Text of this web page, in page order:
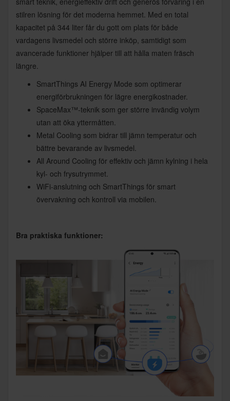
stilren lösning för det moderna hemmet. Med en total
kapacitet på 344 liter får du gott om plats för både
vardagens livsmedel och större inköp, samtidigt som
avancerade funktioner hjälper till att hålla maten fräsch
längre.
SmartThings AI Energy Mode som optimerar
energiförbrukningen för lägre energikostnader.
SpaceMax™-teknik som ger större invändig volym
utan att öka yttermåtten.
Metal Cooling som bidrar till jämn temperatur och
bättre bevarande av livsmedel.
All Around Cooling för effektiv och jämn kylning i hela
kyl- och frysutrymmet.
WiFi-anslutning och SmartThings för smart
övervakning och kontroll via mobilen.
Bra praktiska funktioner: